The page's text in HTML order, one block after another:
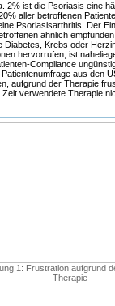
2% ist die Psoriasis eine
aller betroffenen
Psoriasisarthritis. Der
ähnlich
Diabetes, Krebs oder
hervorrufen, ist
Compliance
aus den
aufgrund der Therapie
verwendete Therapie
1: Frustration aufgrund
Therapie